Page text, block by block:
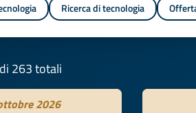
Ricerca di tecnologia
263 totali
2026